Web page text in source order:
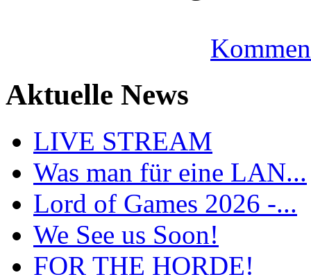
Aktuelle News
LIVE STREAM
Was man für eine LAN...
Lord of Games 2026 -...
We See us Soon!
FOR THE HORDE!